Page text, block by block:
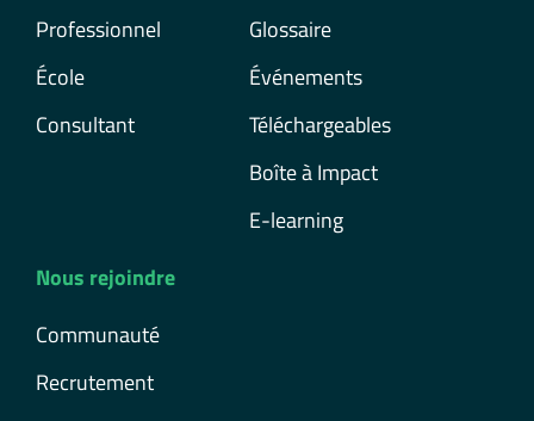
Professionnel
École
Consultant
Glossaire
Événements
Téléchargeables
Boîte à Impact
E-learning
Nous rejoindre
Communauté
Recrutement